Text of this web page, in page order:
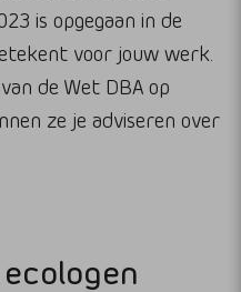
is opgegaan in de
voor jouw werk.
de Wet DBA op
ze je adviseren over